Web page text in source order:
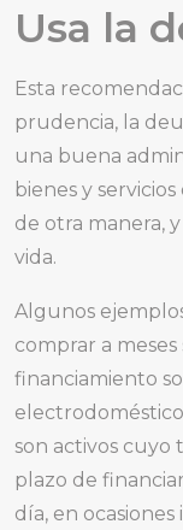
Usa la
Esta
prudencia, la
una buena
bienes y
de otra manera,
vida.
Algunos
comprar a
financiamiento
son activos cuyo
plazo de
día, en